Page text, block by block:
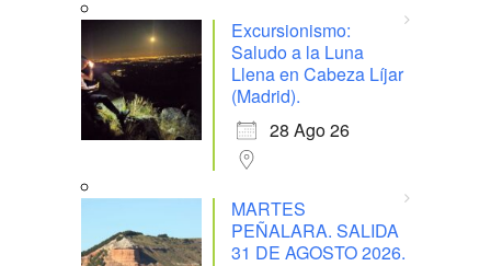
Excursionismo:
Saludo a la Luna
Llena en Cabeza Líjar
(Madrid).
28 Ago 26
MARTES
PEÑALARA. SALIDA
31 DE AGOSTO 2026.